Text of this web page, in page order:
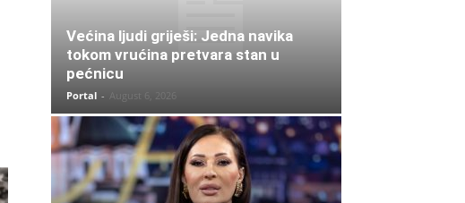
Većina ljudi griješi: Jedna navika
tokom vrućina pretvara stan u
pećnicu
Portal - August 6, 2026